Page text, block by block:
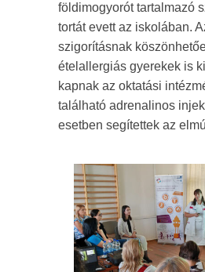
földimogyorót tartalmazó
tortát evett az iskolában.
szigorításnak
ételallergiás gyerekek is
kapnak az oktatási
található adrenalinos
esetben segítettek az